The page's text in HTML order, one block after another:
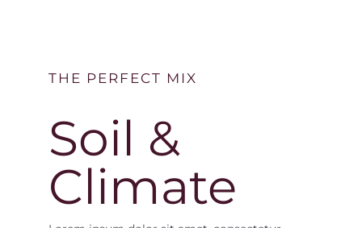
THE PERFECT MIX
Soil &
Climate